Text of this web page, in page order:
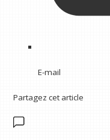
E-mail
Partagez cet article